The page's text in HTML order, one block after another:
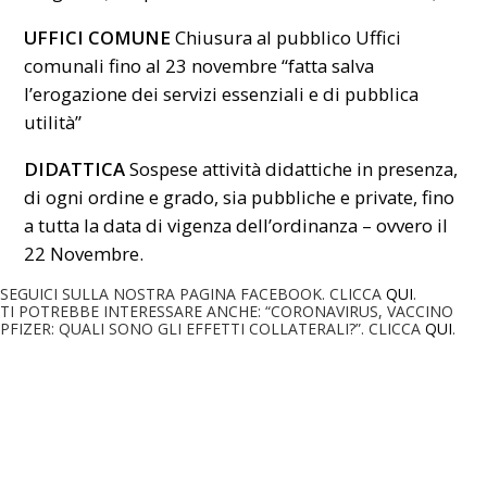
UFFICI COMUNEChiusura al pubblico Uffici
comunali fino al 23 novembre “fatta salva
l’erogazione dei servizi essenziali e di pubblica
utilità”
DIDATTICASospese attività didattiche in presenza,
di ogni ordine e grado, sia pubbliche e private, fino
a tutta la data di vigenza dell’ordinanza – ovvero il
22 Novembre.
SEGUICI SULLA NOSTRA PAGINA FACEBOOK. CLICCA QUI.
TI POTREBBE INTERESSARE ANCHE: “CORONAVIRUS, VACCINO
PFIZER: QUALI SONO GLI EFFETTI COLLATERALI?”. CLICCA QUI.